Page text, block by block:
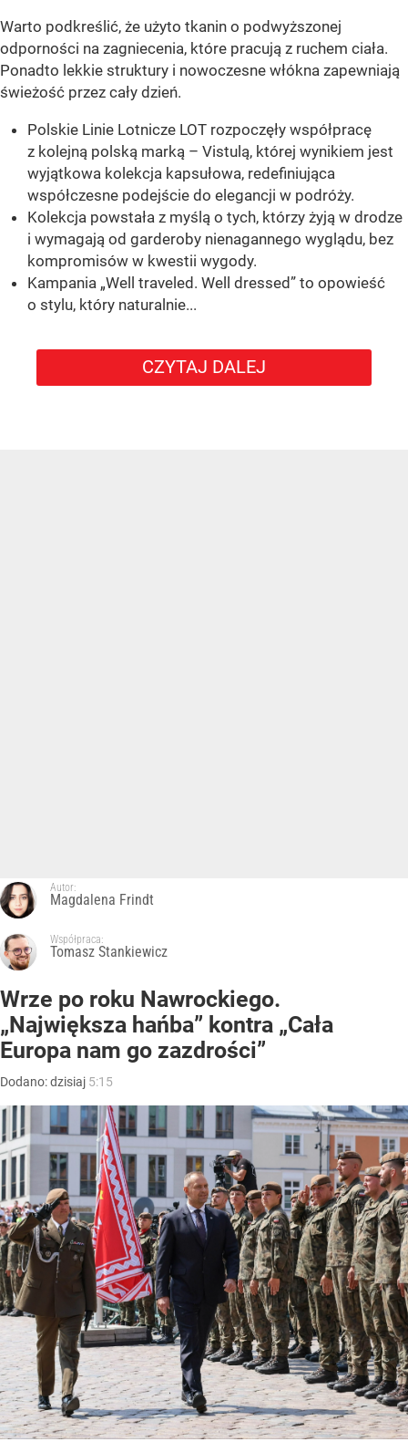
Warto podkreślić, że użyto tkanin o podwyższonej
odporności na zagniecenia, które pracują z ruchem ciała.
Ponadto lekkie struktury i nowoczesne włókna zapewniają
świeżość przez cały dzień.
Polskie Linie Lotnicze LOT rozpoczęły współpracę
z kolejną polską marką – Vistulą, której wynikiem jest
wyjątkowa kolekcja kapsułowa, redefiniująca
współczesne podejście do elegancji w podróży.
Kolekcja powstała z myślą o tych, którzy żyją w drodze
i wymagają od garderoby nienagannego wyglądu, bez
kompromisów w kwestii wygody.
Kampania „Well traveled. Well dressed” to opowieść
o stylu, który naturalnie...
CZYTAJ DALEJ
Autor:
Magdalena Frindt
Współpraca:
Tomasz Stankiewicz
Wrze po roku Nawrockiego.
„Największa hańba” kontra „Cała
Europa nam go zazdrości”
Dodano:dzisiaj 5:15